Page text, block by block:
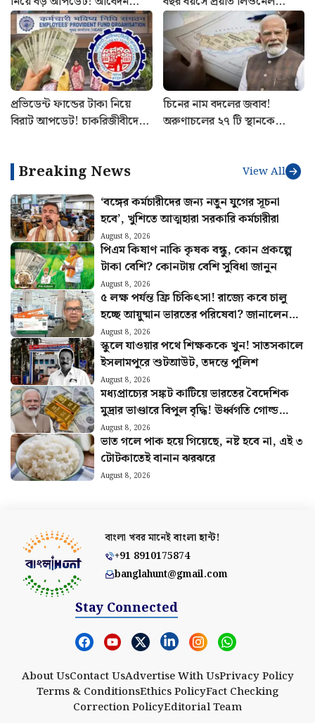
থেকে স্ট্যাটাস চেক কীভাবে
জানুন
মেসির বাবা
প্রভিডেন্ট ফান্ডের টাকা নিয়ে
বিরাট আপডেট! চাকরিজীবীদের
চিনের নাম বদলের জবাব!
অরুণাচলের ২৭ টি স্থানকে
Breaking News View All
‘বঙ্গের কর্মচারীদের জন্য নতুন যুগের সূচনা
হবে’, খুশিতে আত্মহারা সরকারি কর্মচারীরা
August 8, 2026
পিএম কিষাণ নাকি কৃষক বন্ধু, কোন প্রকল্পে
টাকা বেশি? কোনটায় বেশি সুবিধা জানুন
August 8, 2026
৫ লক্ষ পর্যন্ত ফ্রি চিকিৎসা! রাজ্যে কবে চালু
হচ্ছে আয়ুষ্মান ভারতের পরিষেবা? জানালেন
স্বাস্থ্যমন্ত্রী
August 8, 2026
স্কুলে যাওয়ার পথে শিক্ষককে খুন! সাতসকালে
ইসলামপুরে শুটআউট, তদন্তে পুলিশ
August 8, 2026
মধ্যপ্রাচ্যের সঙ্কট কাটিয়ে ভারতের বৈদেশিক
মুদ্রার ভাণ্ডারে বিপুল বৃদ্ধি! ঊর্ধ্বগতি গোল্ড
রিজার্ভেও
August 8, 2026
ভাত গলে পাক হয়ে গিয়েছে, নষ্ট হবে না, এই ৩
টোটকাতেই বানান ঝরঝরে
August 8, 2026
বাংলা খবর মানেইবাংলা হান্ট!
+91 8910175874
banglahunt@gmail.com
Stay Connected
About UsContact UsAdvertise With UsPrivacy Policy
Terms & ConditionsEthics PolicyFact Checking
Correction PolicyEditorial Team